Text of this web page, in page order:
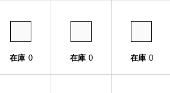
在庫 0 在庫 0 在庫 0